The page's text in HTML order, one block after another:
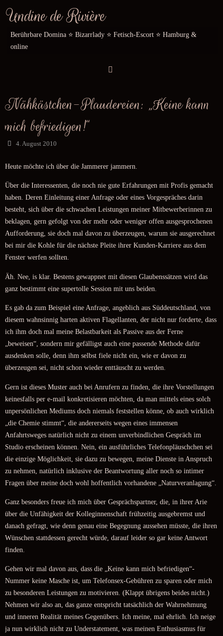
InhaltUndine de Rivière
Berührbare Domina ⭐️ Bizarrlady ⭐️ Fetisch-Escort ⭐️ Hamburg &
online
Nähkästchen-Plaudereien: „Keine kann
mich befriedigen!“
4. August 2010
Heute möchte ich über die Jammerer jammern.
Über die Interessenten, die noch nie gute Erfahrungen mit Profis gemacht
haben. Deren Einleitung einer Anfrage oder eines Vorgespräches darin
besteht, sich über die schwachen Leistungen meiner Mitbewerberinnen zu
beklagen, gern gefolgt von der mehr oder weniger offen ausgesprochenen
Aufforderung, sie doch mal davon zu überzeugen, warum sie ausgerechnet
bei mir die Kohle für die nächste Pleite ihrer Kunden-Karriere aus dem
Fenster werfen sollten.
Äh. Nee, is klar. Bestens gewappnet mit diesen Glaubenssätzen wird das
ganz bestimmt eine supertolle Session mit uns beiden.
Es gab da zum Beispiel eine Anfrage, angeblich aus Süddeutschland, von
diesem wahnsinnig harten aktiven Flagellanten, der nicht nur forderte, dass
ich ihm doch mal meine Belastbarkeit als Passive aus der Ferne
„beweisen“, sondern mir gefälligst auch eine passende Methode dafür
ausdenken solle, denn ihm selbst fiele nicht ein, wie er davon zu
überzeugen sei, nicht schon wieder enttäuscht zu werden.
Gern ist dieses Muster auch bei Anrufern zu finden, die ihre Vorstellungen
keinesfalls per e-mail konkretisieren möchten, da man mittels eines solch
unpersönlichen Mediums doch niemals feststellen könne, ob auch wirklich
„die Chemie stimmt“, die andererseits wegen eines immensen
Anfahrtsweges natürlich nicht zu einem unverbindlichen Gespräch im
Studio erscheinen können. Nein, ein ausführliches Telefonpläuschchen sei
die einzige Möglichkeit, sie dazu zu bewegen, meine Dienste in Anspruch
zu nehmen, natürlich inklusive der Beantwortung aller noch so intimer
Fragen über meine doch wohl hoffentlich vorhandene „Naturveranlagung“.
Ganz besonders freue ich mich über Gesprächspartner, die, in ihrer Arie
über die Unfähigkeit der Kolleginnenschaft frühzeitig ausgebremst und
danach gefragt, wie denn genau eine Begegnung aussehen müsste, die ihren
Wünschen stattdessen gerecht würde, darauf leider so gar keine Antwort
finden.
Gehen wir mal davon aus, dass die „Keine kann mich befriedigen“-
Nummer keine Masche ist, um Telefonsex-Gebühren zu sparen oder mich
zu besonderen Leistungen zu motivieren. (Klappt übrigens beides nicht.)
Nehmen wir also an, das ganze entspricht tatsächlich der Wahrnehmung
und inneren Realität meines Gegenübers. Ich meine, mal ehrlich. Ich neige
ja nun wirklich nicht zu Understatement, was meinen Enthusiasmus für